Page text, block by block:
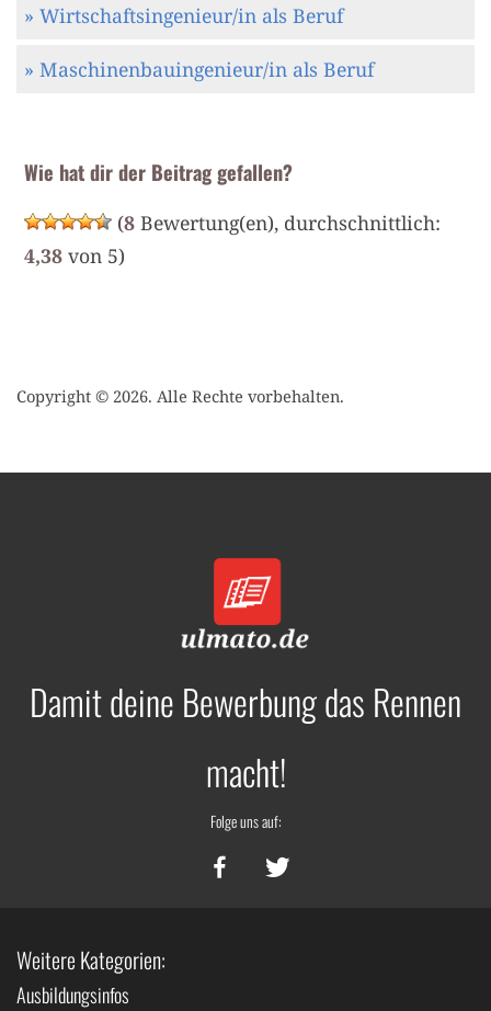
» Wirtschaftsingenieur/in als Beruf
» Maschinenbauingenieur/in als Beruf
Wie hat dir der Beitrag gefallen?
(8 Bewertung(en), durchschnittlich:
4,38 von 5)
Copyright © 2026. Alle Rechte vorbehalten.
Damit deine Bewerbung das Rennen
macht!
Folge uns auf:
Weitere Kategorien:
Ausbildungsinfos